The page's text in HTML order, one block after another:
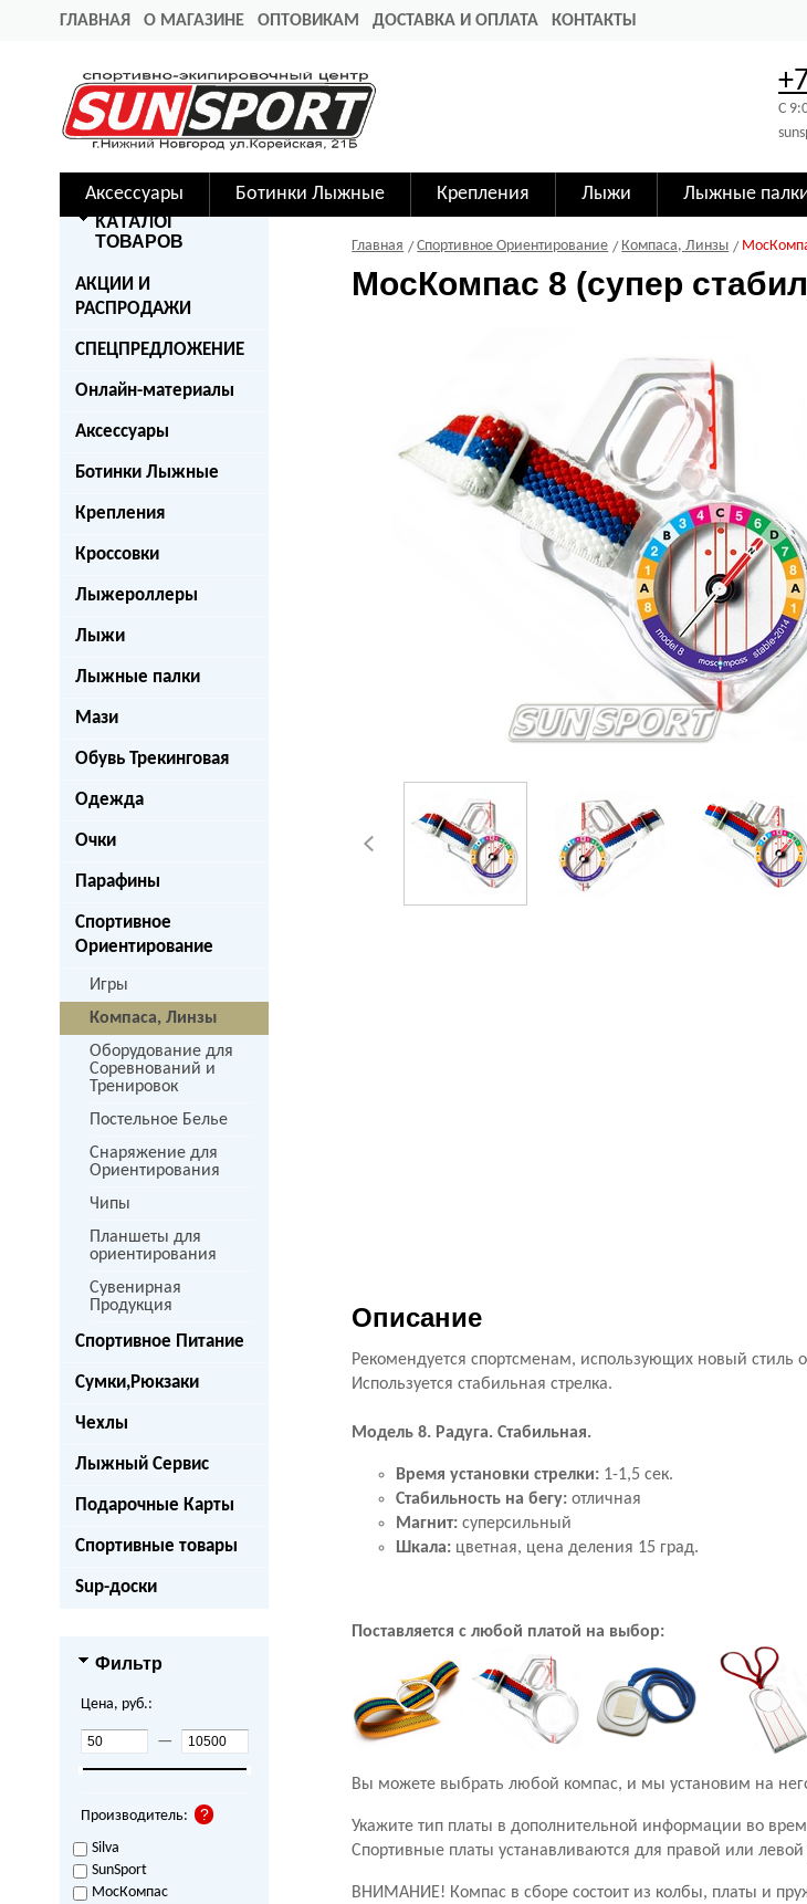
ГЛАВНАЯ О МАГАЗИНЕ ОПТОВИКАМ ДОСТАВКА И ОПЛАТА КОНТАКТЫ
C
Аксессуары Ботинки Лыжные Крепления Лыжи Лыжные
КАТАЛОГ
ТОВАРОВ
АКЦИИ И
РАСПРОДАЖИ
СПЕЦПРЕДЛОЖЕНИЕ
Онлайн-материалы
Аксессуары
Ботинки Лыжные
Крепления
Кроссовки
Лыжероллеры
Лыжи
Лыжные палки
Мази
Обувь Трекинговая
Одежда
Очки
Парафины
Спортивное
Ориентирование
Игры
Компаса, Линзы
Оборудование для
Соревнований и
Тренировок
Постельное Белье
Снаряжение для
Ориентирования
Чипы
Планшеты для
ориентирования
Сувенирная
Продукция
Спортивное Питание
Сумки,Рюкзаки
Чехлы
Лыжный Сервис
Подарочные Карты
Спортивные товары
Sup-доски
Фильтр
Цена, руб.:
—
Производитель:
Silva
SunSport
МосКомпас
Главная Спортивное Ориентирование Компаса, Линзы
МосКомпас 8 (супер
Описание
Рекомендуется спортсменам, использующих новый стиль
Используется стабильная стрелка.
Модель 8. Радуга. Стабильная.
Время установки стрелки: 1-1,5 сек.
Стабильность на бегу: отличная
Магнит: суперсильный
Шкала: цветная, цена деления 15 град.
Поставляется с любой платой на выбор:
Вы можете выбрать любой компас, и мы установим на
Укажите тип платы в дополнительной информации во
Спортивные платы устанавливаются для правой или левой
ВНИМАНИЕ! Компас в сборе состоит из колбы, платы и